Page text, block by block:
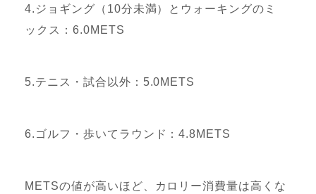
4.ジョギング（10分未満）とウォーキングのミ
ックス：6.0METS
5.テニス・試合以外：5.0METS
6.ゴルフ・歩いてラウンド：4.8METS
METSの値が高いほど、カロリー消費量は高くな